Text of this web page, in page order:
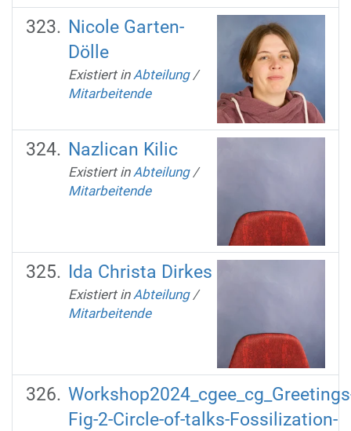
Nicole Garten-
Dölle
Existiert in Abteilung /
Mitarbeitende
Nazlican Kilic
Existiert in Abteilung /
Mitarbeitende
Ida Christa Dirkes
Existiert in Abteilung /
Mitarbeitende
Fig-2-Circle-of-talks-Fossilization-